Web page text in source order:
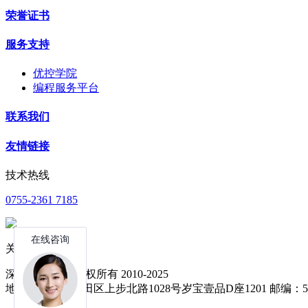
荣誉证书
服务支持
优控学院
编程服务平台
联系我们
友情链接
技术热线
0755-2361 7185
关注公众号
深圳中达优控 版权所有 2010-2025
地址：深圳市福田区上步北路1028号岁宝壹品D座1201 邮编：